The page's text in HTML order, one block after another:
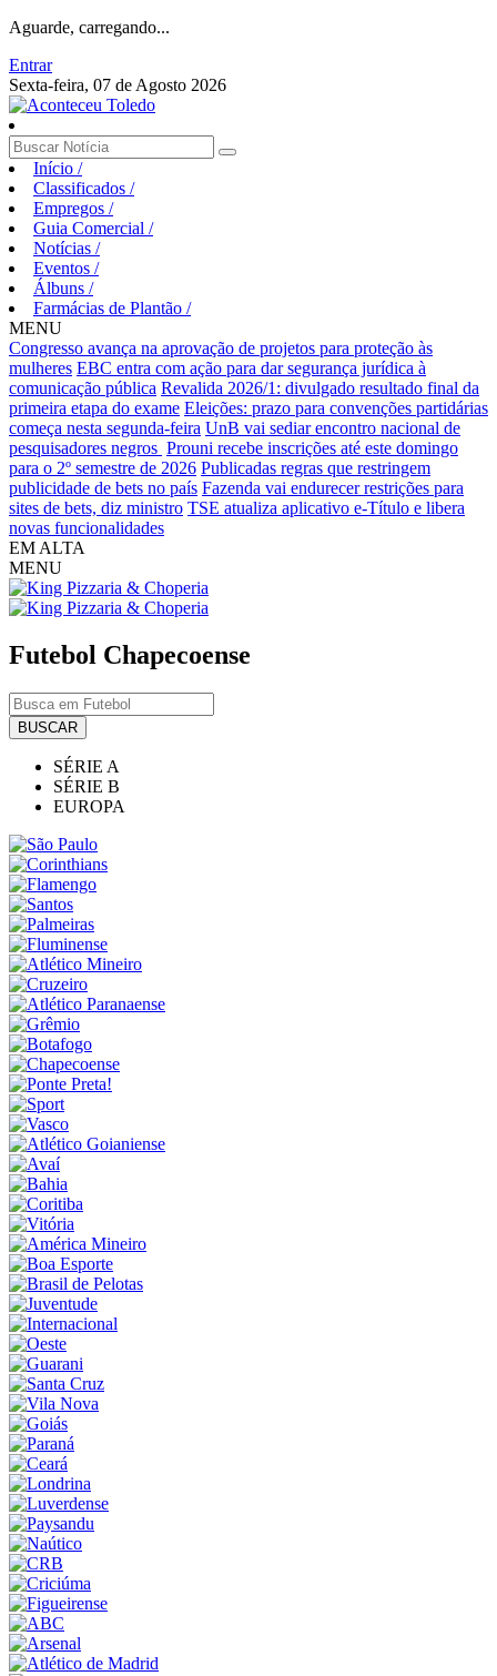
Aguarde, carregando...
Entrar
Sexta-feira, 07 de Agosto 2026
Início /
Classificados /
Empregos /
Guia Comercial /
Notícias /
Eventos /
Álbuns /
Farmácias de Plantão /
MENU
Congresso avança na aprovação de projetos para proteção às
mulheres EBC entra com ação para dar segurança jurídica à
comunicação pública Revalida 2026/1: divulgado resultado final da
primeira etapa do exame Eleições: prazo para convenções partidárias
começa nesta segunda-feira UnB vai sediar encontro nacional de
pesquisadores negros Prouni recebe inscrições até este domingo
para o 2º semestre de 2026 Publicadas regras que restringem
publicidade de bets no país Fazenda vai endurecer restrições para
sites de bets, diz ministro TSE atualiza aplicativo e-Título e libera
novas funcionalidades
EM ALTA
MENU
Futebol Chapecoense
BUSCAR
SÉRIE A
SÉRIE B
EUROPA